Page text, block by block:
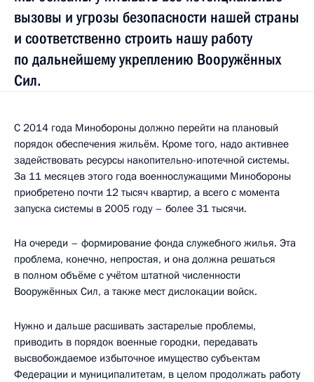
вызовы и угрозы безопасности нашей страны
и соответственно строить нашу работу
по дальнейшему укреплению Вооружённых
Сил.
С 2014 года Минобороны должно перейти на плановый
порядок обеспечения жильём. Кроме того, надо активнее
задействовать ресурсы накопительно-ипотечной системы.
За 11 месяцев этого года военнослужащими Минобороны
приобретено почти 12 тысяч квартир, а всего с момента
запуска системы в 2005 году – более 31 тысячи.
На очереди – формирование фонда служебного жилья. Эта
проблема, конечно, непростая, и она должна решаться
в полном объёме с учётом штатной численности
Вооружённых Сил, а также мест дислокации войск.
Нужно и дальше расшивать застарелые проблемы,
приводить в порядок военные городки, передавать
высвобождаемое избыточное имущество субъектам
Федерации и муниципалитетам, в целом продолжать работу